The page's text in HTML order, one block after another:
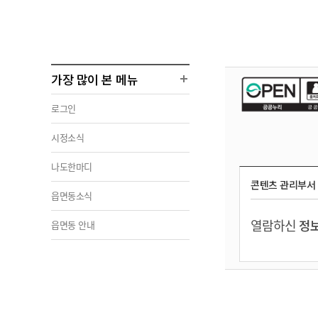
가장 많이 본 메뉴
로그인
시정소식
나도한마디
읍면동소식
읍면동 안내
콘텐츠 관리부서
열람하신 정